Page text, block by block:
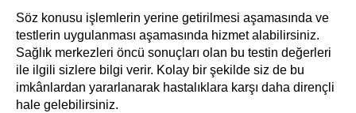
Söz konusu işlemlerin yerine getirilmesi aşamasında ve
testlerin uygulanması aşamasında hizmet alabilirsiniz.
Sağlık merkezleri öncü sonuçları olan bu testin değerleri
ile ilgili sizlere bilgi verir. Kolay bir şekilde siz de bu
imkânlardan yararlanarak hastalıklara karşı daha dirençli
hale gelebilirsiniz.